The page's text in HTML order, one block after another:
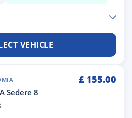
VEHICLE
£ 155.00
Sedere 8